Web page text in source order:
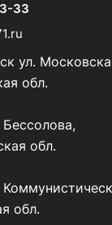
33
ул.
обл.
Бессолова,
обл.
обл.